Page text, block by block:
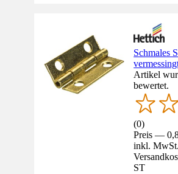
Schmales
Artikel
bewertet.
(0)
Preis —
inkl.
ST